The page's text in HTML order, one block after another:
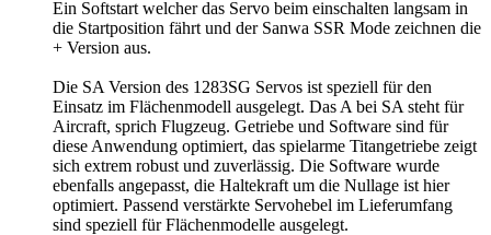
Ein Softstart welcher das Servo beim einschalten langsam in
die Startposition fährt und der Sanwa SSR Mode zeichnen die
+ Version aus.
Die SA Version des 1283SG Servos ist speziell für den
Einsatz im Flächenmodell ausgelegt. Das A bei SA steht für
Aircraft, sprich Flugzeug. Getriebe und Software sind für
diese Anwendung optimiert, das spielarme Titangetriebe zeigt
sich extrem robust und zuverlässig. Die Software wurde
ebenfalls angepasst, die Haltekraft um die Nullage ist hier
optimiert. Passend verstärkte Servohebel im Lieferumfang
sind speziell für Flächenmodelle ausgelegt.